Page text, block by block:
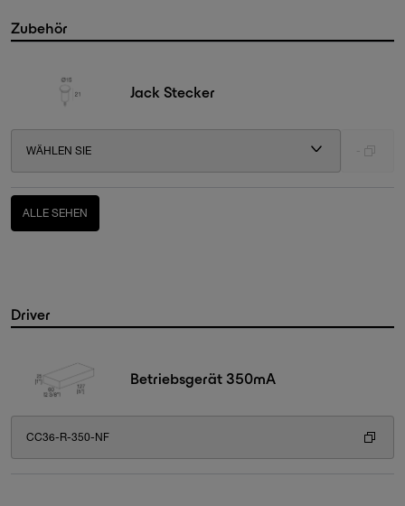
Zubehör
Jack Stecker
WÄHLEN SIE
ALLE SEHEN
Driver
Betriebsgerät 350mA
CC36-R-350-NF